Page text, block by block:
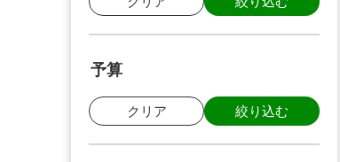
予算
クリア 絞り込む